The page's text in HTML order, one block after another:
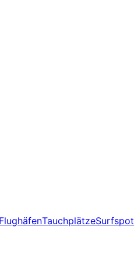
FlughäfenTauchplätzeSurfspot